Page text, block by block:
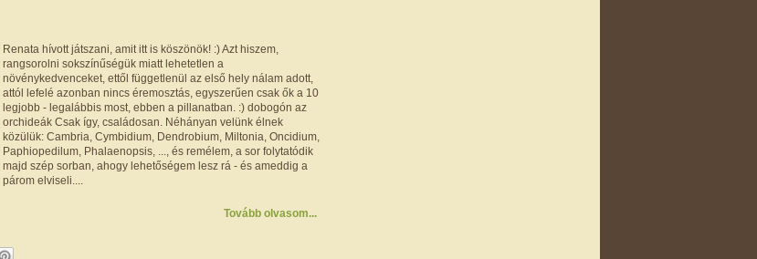
Renata hívott játszani, amit itt is köszönök! :) Azt hiszem,
rangsorolni sokszínűségük miatt lehetetlen a
növénykedvenceket, ettől függetlenül az első hely nálam adott,
attól lefelé azonban nincs éremosztás, egyszerűen csak ők a 10
legjobb - legalábbis most, ebben a pillanatban. :) dobogón az
orchideák Csak így, családosan. Néhányan velünk élnek
közülük: Cambria, Cymbidium, Dendrobium, Miltonia, Oncidium,
Paphiopedilum, Phalaenopsis, ..., és remélem, a sor folytatódik
majd szép sorban, ahogy lehetőségem lesz rá - és ameddig a
párom elviseli....
Tovább olvasom...